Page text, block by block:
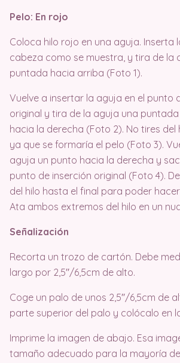
Pelo: En rojo
Coloca hilo rojo en una aguja. Inserta
cabeza como se muestra, y tira de la
puntada hacia arriba (Foto 1).
Vuelve a insertar la aguja en el punto
original y tira de la aguja una
hacia la derecha (Foto 2). No tires del
ya que se formaría el pelo (Foto 3).
aguja un punto hacia la derecha y
punto de inserción original (Foto 4).
del hilo hasta el final para poder
Ata ambos extremos del hilo en un
Señalización
Recorta un trozo de cartón. Debe
largo por 2,5′′/6,5cm de alto.
Coge un palo de unos 2,5′′/6,5cm de
parte superior del palo y colócalo en
Imprime la imagen de abajo. Esa
tamaño adecuado para la mayoría